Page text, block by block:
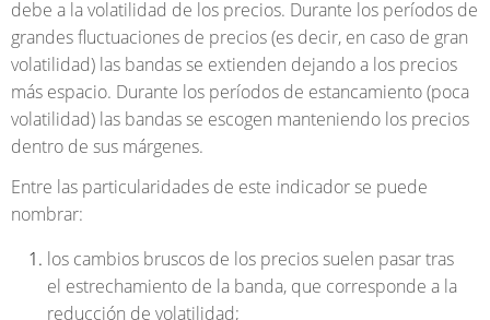
debe a la volatilidad de los precios. Durante los períodos de
grandes fluctuaciones de precios (es decir, en caso de gran
volatilidad) las bandas se extienden dejando a los precios
más espacio. Durante los períodos de estancamiento (poca
volatilidad) las bandas se escogen manteniendo los precios
dentro de sus márgenes.
Entre las particularidades de este indicador se puede
nombrar:
los cambios bruscos de los precios suelen pasar tras
el estrechamiento de la banda, que corresponde a la
reducción de volatilidad;